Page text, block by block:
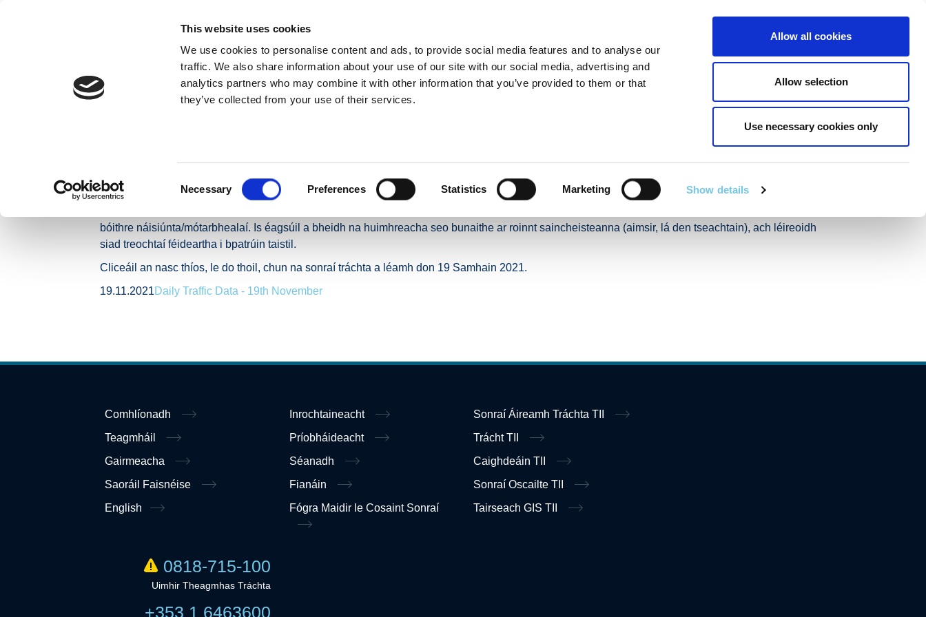
This website uses cookies
We use cookies to personalise content and ads, to provide social media features and to analyse our
traffic. We also share information about your use of our site with our social media, advertising and
analytics partners who may combine it with other information that you’ve provided to them or that
they’ve collected from your use of their services.
Necessary Preferences Statistics Marketing Show details
Allow all cookies
Allow selection
Use necessary cookies only
Linkedin
Twitter
MAIDIR LINNE NUACHT BÓITHRE & DOLA TAISTEAL GNÍOMHACH IOMPAR POIBLÍ SEIRBHÍSÍ EILE
Baile Preaseisiúintí Leibhéil Trácht Gluaisteán Laethúla ar fud Chréasán Bóithre Náisiúnta BIÉ - an 19 Samhain 2021
Leibhéil Trácht Gluaisteán Laethúla ar fud Chréasán
Bóithre Náisiúnta BIÉ - an 19 Samhain 2021
bóithre náisiúnta/mótarbhealaí. Is éagsúil a bheidh na huimhreacha seo bunaithe ar roinnt saincheisteanna (aimsir, lá den tseachtain), ach léireoidh
siad treochtaí féideartha i bpatrúin taistil.
Cliceáil an nasc thíos, le do thoil, chun na sonraí tráchta a léamh don 19 Samhain 2021.
19.11.2021Daily Traffic Data - 19th November
Comhlíonadh
Teagmháil
Gairmeacha
Saoráil Faisnéise
English
Inrochtaineacht
Príobháideacht
Séanadh
Fianáin
Fógra Maidir le Cosaint Sonraí
Sonraí Áireamh Tráchta TII
Trácht TII
Caighdeáin TII
Sonraí Oscailte TII
Tairseach GIS TII
0818-715-100
Uimhir Theagmhas Tráchta
+353 1 6463600